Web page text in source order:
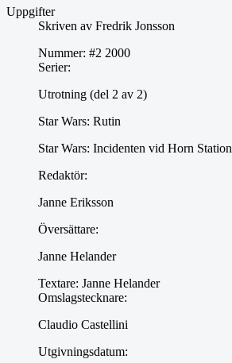
Uppgifter
Skriven av Fredrik Jonsson
Nummer: #2 2000
Serier:
Utrotning (del 2 av 2)
Star Wars: Rutin
Star Wars: Incidenten vid Horn Station
Redaktör:
Janne Eriksson
Översättare:
Janne Helander
Textare: Janne Helander
Omslagstecknare:
Claudio Castellini
Utgivningsdatum: